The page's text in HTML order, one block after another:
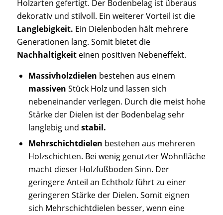
Holzarten gefertigt. Der Bodenbelag ist überaus
dekorativ und stilvoll. Ein weiterer Vorteil ist die
Langlebigkeit. Ein Dielenboden hält mehrere
Generationen lang. Somit bietet die
Nachhaltigkeiteinen positiven Nebeneffekt.
Massivholzdielen bestehen aus einem
massiven Stück Holz und lassen sich
nebeneinander verlegen. Durch die meist hohe
Stärke der Dielen ist der Bodenbelag sehr
langlebig und stabil.
Mehrschichtdielen bestehen aus mehreren
Holzschichten. Bei wenig genutzter Wohnfläche
macht dieser Holzfußboden Sinn. Der
geringere Anteil an Echtholz führt zu einer
geringeren Stärke der Dielen. Somit eignen
sich Mehrschichtdielen besser, wenn eine